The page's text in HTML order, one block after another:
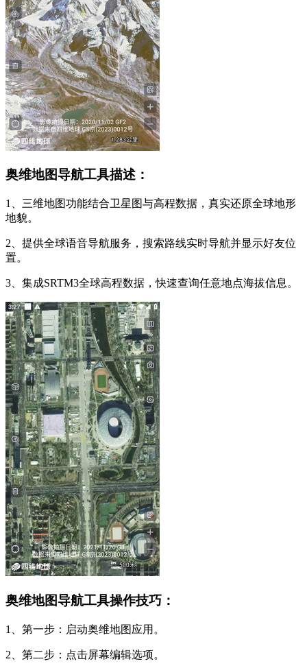
奥维地图导航工具描述：
1、三维地图功能结合卫星图与高程数据，真实还原全球地形
地貌。
2、提供全球语音导航服务，搜索路线实时导航并显示好友位
置。
3、集成SRTM3全球高程数据，快速查询任意地点海拔信息。
奥维地图导航工具操作技巧：
1、第一步：启动奥维地图应用。
2、第二步：点击屏幕编辑选项。